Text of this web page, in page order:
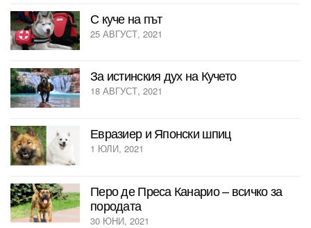
С куче на път
25 АВГУСТ, 2021
За истинския дух на Кучето
18 АВГУСТ, 2021
Евразиер и Японски шпиц
1 ЮЛИ, 2021
Перо де Преса Канарио – всичко за
породата
30 ЮНИ, 2021